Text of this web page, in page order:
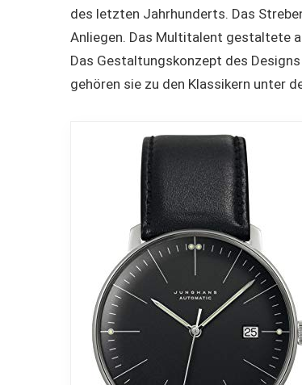
des letzten Jahrhunderts. Das
Anliegen. Das Multitalent gestaltete
Das Gestaltungskonzept des
gehören sie zu den Klassikern unter